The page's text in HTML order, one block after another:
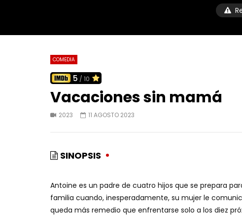
COMEDIA
5 / 10
Vacaciones sin mamá
2023 11 AGOSTO 2023
SINOPSIS
Antoine es un padre de cuatro hijos que se prepara
familia cuando, inesperadamente, su mujer le
queda más remedio que enfrentarse solo a los diez